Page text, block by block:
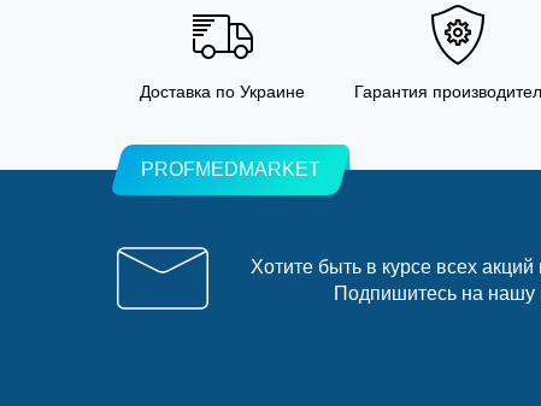
Доставка по Украине Гарантия
PROFMEDMARKET
Хотите быть в курсе всех акций
Подпишитесь на нашу